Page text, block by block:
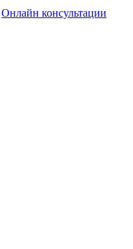
Онлайн консультации